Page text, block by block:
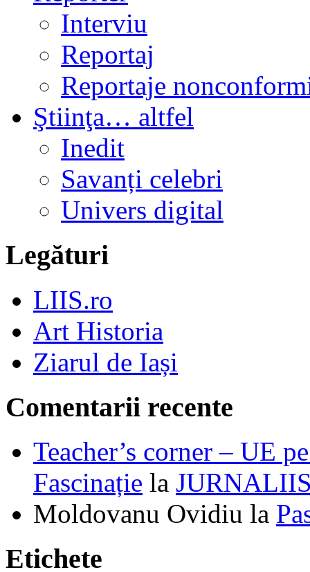
Interviu
Reportaj
Reportaje
Ştiinţa… altfel
Inedit
Savanți celebri
Univers digital
Legături
LIIS.ro
Art Historia
Ziarul de Iași
Comentarii recente
Teacher’s corner – UE
Fascinație la
Moldovanu Ovidiu la
Etichete